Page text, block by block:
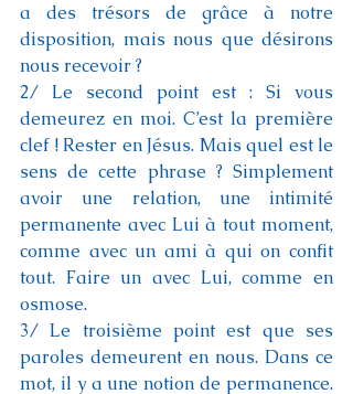
a des trésors de grâce à notre
disposition, mais nous que désirons
nous recevoir ?
2/ Le second point est : Si vous
demeurez en moi. C’est la première
clef ! Rester en Jésus. Mais quel est le
sens de cette phrase ? Simplement
avoir une relation, une intimité
permanente avec Lui à tout moment,
comme avec un ami à qui on confit
tout. Faire un avec Lui, comme en
osmose.
3/ Le troisième point est que ses
paroles demeurent en nous. Dans ce
mot, il y a une notion de permanence.